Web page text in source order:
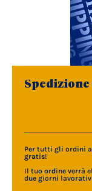
Per tutti gli ordini
gratis!
Il tuo ordine verrà
due giorni